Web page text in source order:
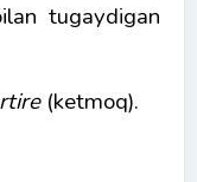
tugaydigan
(ketmoq).